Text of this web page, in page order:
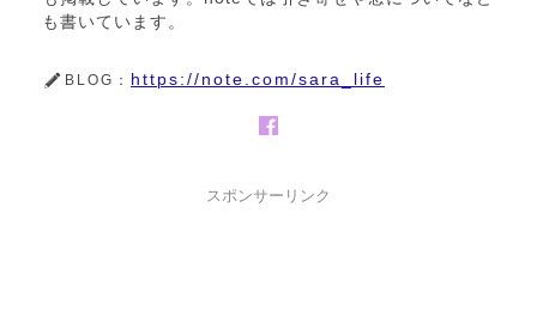
も書いています。
BLOG： https://note.com/sara_life
スポンサーリンク